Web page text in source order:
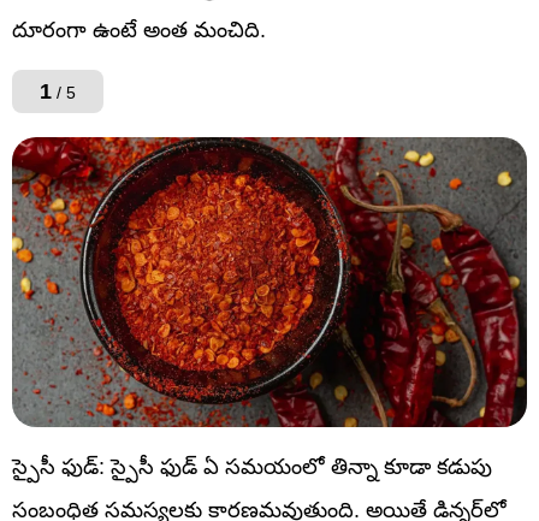
దూరంగా ఉంటే అంత మంచిది.
1 / 5
స్పైసీ ఫుడ్: స్పైసీ ఫుడ్ ఏ సమయంలో తిన్నా కూడా కడుపు
సంబంధిత సమస్యలకు కారణమవుతుంది. అయితే డిన్నర్‌లో